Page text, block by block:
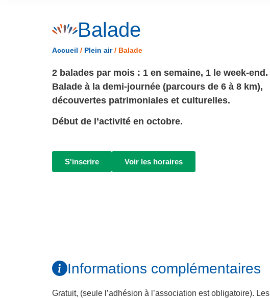
Balade
Accueil / Plein air/ Balade
2 balades par mois : 1 en semaine, 1 le week-end.
Balade à la demi-journée (parcours de 6 à 8 km),
découvertes patrimoniales et culturelles.
Début de l’activité en octobre.
S'inscrire Voir les horaires
Informations complémentaires
Gratuit, (seule l’adhésion à l’association est obligatoire).